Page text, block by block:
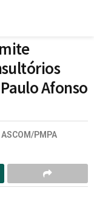
Afonso
ASCOM/PMPA